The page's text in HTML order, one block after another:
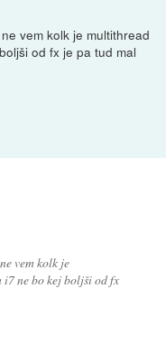
vem kolk je multithread
od fx je pa tud mal
vem kolk je
ne bo kej boljši od fx